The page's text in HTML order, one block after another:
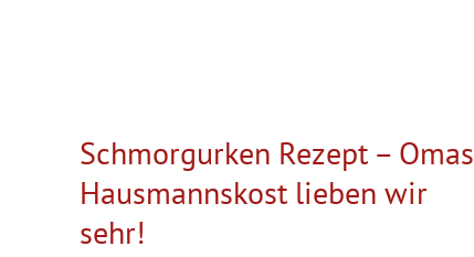
Schmorgurken Rezept – Omas
Hausmannskost lieben wir
sehr!